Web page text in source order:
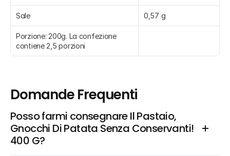
Sale 0,57 g
Porzione: 200g. La confezione
contiene 2,5 porzioni
Domande Frequenti
Posso farmi consegnare Il Pastaio,
Gnocchi Di Patata Senza Conservanti!
400 G?